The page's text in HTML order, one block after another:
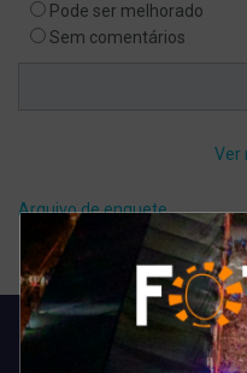
Pode ser melhorado
Sem comentários
Ver
Arquivo de enquete